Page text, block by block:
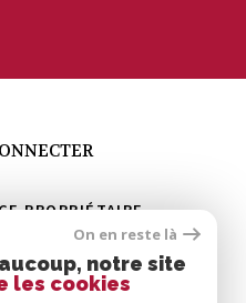
PROPRIÉTAIRE
MES ALERTES
On en reste là
notre site
les cookies